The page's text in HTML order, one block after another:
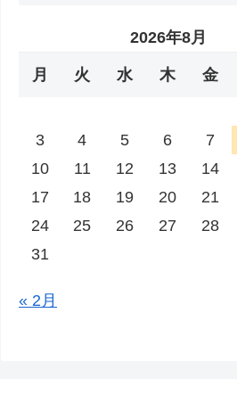
2026年8月
月 火 水 木 金
3
4 5 6 7
10
11 12 13 14
17
18 19 20 21
24
25 26 27 28
31
« 2月